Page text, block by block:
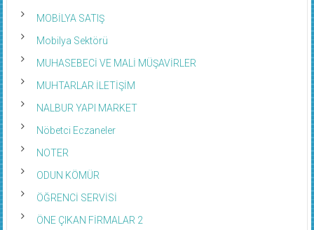
MOBİLYA SATIŞ
Mobilya Sektörü
MUHASEBECİ VE MALİ MÜŞAVİRLER
MUHTARLAR İLETİŞİM
NALBUR YAPI MARKET
Nöbetci Eczaneler
NOTER
ODUN KÖMÜR
ÖĞRENCİ SERVİSİ
ÖNE ÇIKAN FİRMALAR 2